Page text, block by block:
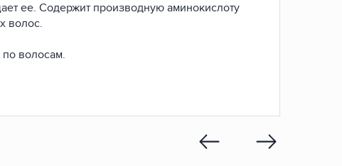
ее. Содержит производную аминокислоту
волос.
волосам.